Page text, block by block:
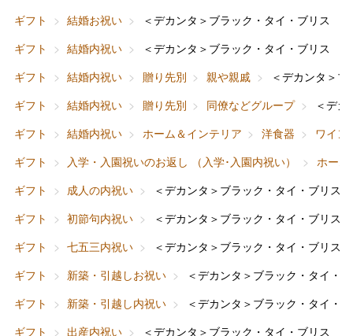
ギフト
結婚お祝い
＜デカンタ＞ブラック・タイ・ブリス
ギフト
結婚内祝い
＜デカンタ＞ブラック・タイ・ブリス
ギフト
結婚内祝い 贈り先別 親や親戚
＜デカンタ＞
ギフト
結婚内祝い 贈り先別 同僚などグループ
＜デ
ギフト
結婚内祝い ホーム＆インテリア 洋食器
ワイン
ギフト
入学・入園祝いのお返し （入学･入園内祝い）
ホー
ギフト
成人の内祝い
＜デカンタ＞ブラック・タイ・ブリス
ギフト
初節句内祝い
＜デカンタ＞ブラック・タイ・ブリス
ギフト
七五三内祝い
＜デカンタ＞ブラック・タイ・ブリス
ギフト
新築・引越しお祝い
＜デカンタ＞ブラック・タイ・
ギフト
新築・引越し内祝い
＜デカンタ＞ブラック・タイ・
ギフト
出産内祝い
＜デカンタ＞ブラック・タイ・ブリス
バレンタインチョコレート